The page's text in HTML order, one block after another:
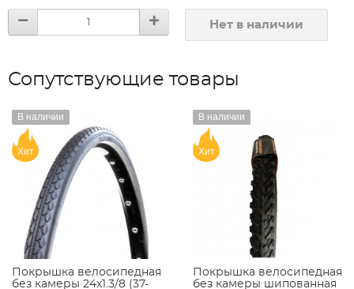
Нет в наличии
Сопутствующие товары
Покрышка велосипедная
без камеры 24x1.3/8 (37-
В наличии
Хит
Покрышка велосипедная
без камеры шипованная
В наличии
Хит